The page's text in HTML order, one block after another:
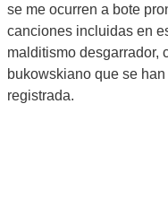
se me ocurren a bote
canciones incluidas en
malditismo desgarrador,
bukowskiano que se
registrada.